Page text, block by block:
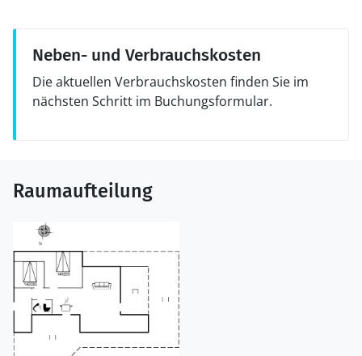
Neben- und Verbrauchskosten
Die aktuellen Verbrauchskosten finden Sie im
nächsten Schritt im Buchungsformular.
Raumaufteilung